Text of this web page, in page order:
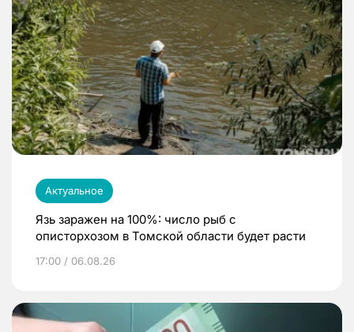
Актуальное
Язь заражен на 100%: число рыб с
описторхозом в Томской области будет расти
17:00 / 06.08.26